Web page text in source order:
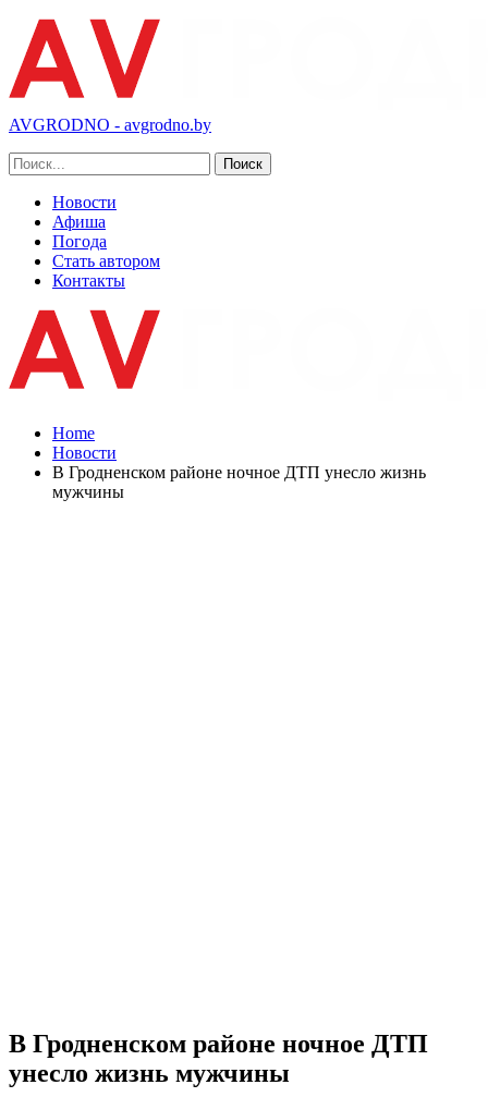
AVGRODNO - avgrodno.by
Новости
Афиша
Погода
Стать автором
Контакты
Home
Новости
В Гродненском районе ночное ДТП унесло жизнь
мужчины
В Гродненском районе ночное ДТП
унесло жизнь мужчины